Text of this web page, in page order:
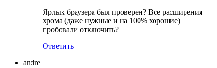
Ярлык браузера был проверен? Все расширения
хрома (даже нужные и на 100% хорошие)
пробовали отключить?
Ответить
andre